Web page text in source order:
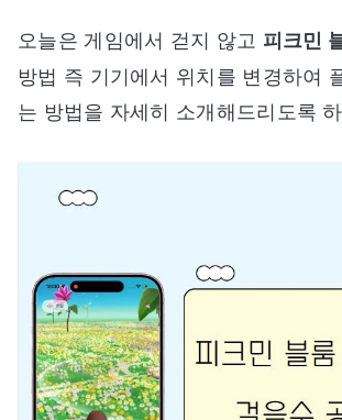
오늘은 게임에서 걷지 않고 피크민
방법 즉 기기에서 위치를 변경하여
는 방법을 자세히 소개해드리도록